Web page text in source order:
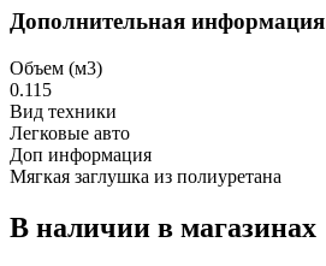
Дополнительная информация
Объем (м3)
0.115
Вид техники
Легковые авто
Доп информация
Мягкая заглушка из полиуретана
В наличии в магазинах